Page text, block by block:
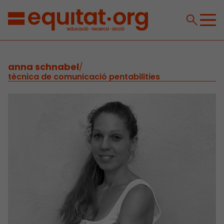
anna schnabel/
tècnica de comunicació pentabilities